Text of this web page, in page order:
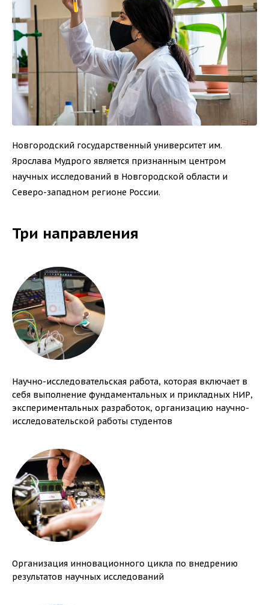
Новгородский государственный университет им.
Ярослава Мудрого является признанным центром
научных исследований в Новгородской области и
Северо-западном регионе России.
Три направления
Научно-исследовательская работа, которая включает в
себя выполнение фундаментальных и прикладных НИР,
экспериментальных разработок, организацию научно-
исследовательской работы студентов
Организация инновационного цикла по внедрению
результатов научных исследований